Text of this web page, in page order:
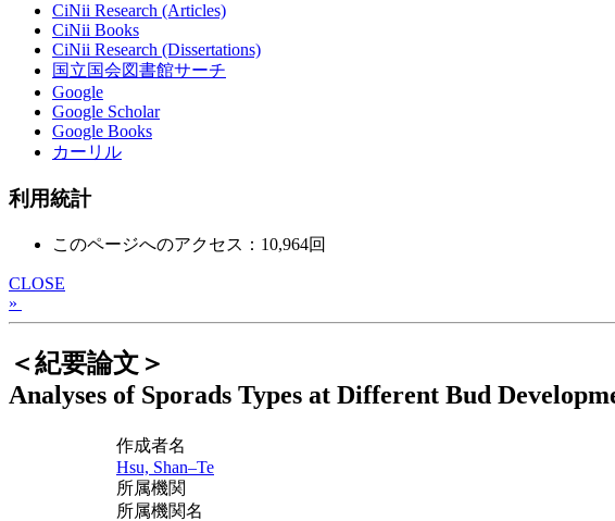
CiNii Research (Articles)
CiNii Books
CiNii Research (Dissertations)
国立国会図書館サーチ
Google
Google Scholar
Google Books
カーリル
利用統計
このページへのアクセス：10,964回
CLOSE
»
＜紀要論文＞
Analyses of Sporads Types at Different Bud
作成者名
Hsu, Shan–Te
所属機関
所属機関名